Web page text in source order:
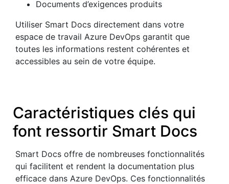
Documents d’exigences produits
Utiliser Smart Docs directement dans votre
espace de travail Azure DevOps garantit que
toutes les informations restent cohérentes et
accessibles au sein de votre équipe.
Caractéristiques clés qui
font ressortir Smart Docs
Smart Docs offre de nombreuses fonctionnalités
qui facilitent et rendent la documentation plus
efficace dans Azure DevOps. Ces fonctionnalités